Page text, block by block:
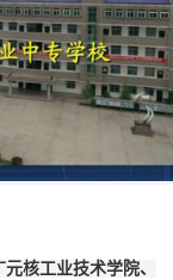
核工业技术学院、